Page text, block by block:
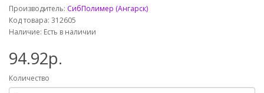
Производитель: СибПолимер (Ангарск)
Код товара: 312605
Наличие: Есть в наличии
94.92р.
Количество